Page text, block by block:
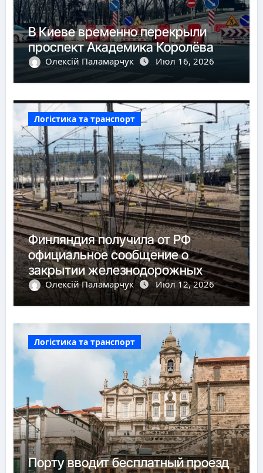
В Киеве временно перекрыли
проспект Академика Королёва
Олексій Паламарчук Июл 16, 2026
Логістика та транспорт
Финляндия получила от РФ
официальное сообщение о
закрытии железнодорожных
пунктов пропуска
Олексій Паламарчук Июл 12, 2026
Логістика та транспорт
Порту вводит бесплатный проезд